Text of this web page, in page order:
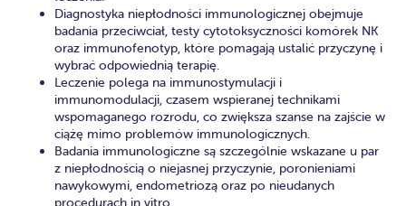
Diagnostyka niepłodności immunologicznej obejmuje
badania przeciwciał, testy cytotoksyczności komórek NK
oraz immunofenotyp, które pomagają ustalić przyczynę i
wybrać odpowiednią terapię.
Leczenie polega na immunostymulacji i
immunomodulacji, czasem wspieranej technikami
wspomaganego rozrodu, co zwiększa szanse na zajście w
ciążę mimo problemów immunologicznych.
Badania immunologiczne są szczególnie wskazane u par
z niepłodnością o niejasnej przyczynie, poronieniami
nawykowymi, endometriozą oraz po nieudanych
procedurach in vitro.